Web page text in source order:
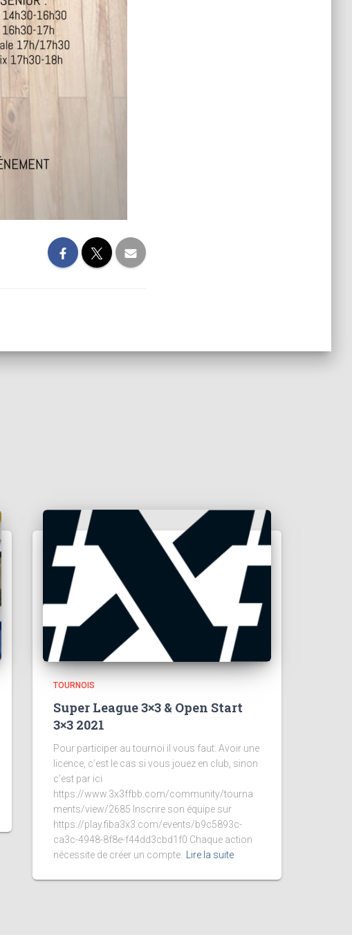
TOURNOIS
Super League 3×3 & Open Start
3×3 2021
Pour participer au tournoi il vous faut: Avoir une
licence, c’est le cas si vous jouez en club, sinon
c’est par ici
https://www.3x3ffbb.com/community/tourna
ments/view/2685 Inscrire son équipe sur
https://play.fiba3x3.com/events/b9c5893c-
ca3c-4948-8f8e-f44dd3cbd1f0 Chaque action
nécessite de créer un compte. Lire la suite